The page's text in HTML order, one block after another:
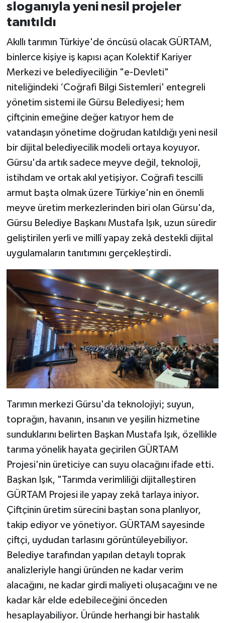
sloganıyla yeni nesil projeler
tanıtıldı
Akıllı tarımın Türkiye'de öncüsü olacak GÜRTAM,
binlerce kişiye iş kapısı açan Kolektif Kariyer
Merkezi ve belediyeciliğin "e-Devleti"
niteliğindeki ‘Coğrafi Bilgi Sistemleri' entegreli
yönetim sistemi ile Gürsu Belediyesi; hem
çiftçinin emeğine değer katıyor hem de
vatandaşın yönetime doğrudan katıldığı yeni nesil
bir dijital belediyecilik modeli ortaya koyuyor.
Gürsu'da artık sadece meyve değil, teknoloji,
istihdam ve ortak akıl yetişiyor. Coğrafi tescilli
armut başta olmak üzere Türkiye'nin en önemli
meyve üretim merkezlerinden biri olan Gürsu'da,
Gürsu Belediye Başkanı Mustafa Işık, uzun süredir
geliştirilen yerli ve millî yapay zekâ destekli dijital
uygulamaların tanıtımını gerçekleştirdi.
Tarımın merkezi Gürsu'da teknolojiyi; suyun,
toprağın, havanın, insanın ve yeşilin hizmetine
sunduklarını belirten Başkan Mustafa Işık, özellikle
tarıma yönelik hayata geçirilen GÜRTAM
Projesi'nin üreticiye can suyu olacağını ifade etti.
Başkan Işık, "Tarımda verimliliği dijitalleştiren
GÜRTAM Projesi ile yapay zekâ tarlaya iniyor.
Çiftçinin üretim sürecini baştan sona planlıyor,
takip ediyor ve yönetiyor. GÜRTAM sayesinde
çiftçi, uydudan tarlasını görüntüleyebiliyor.
Belediye tarafından yapılan detaylı toprak
analizleriyle hangi üründen ne kadar verim
alacağını, ne kadar girdi maliyeti oluşacağını ve ne
kadar kâr elde edebileceğini önceden
hesaplayabiliyor. Üründe herhangi bir hastalık